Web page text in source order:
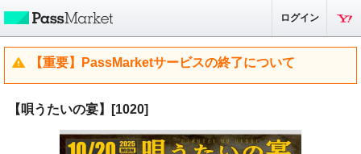
ログイン
【重要】PassMarketサービスの終了について
【唄うたいの宴】[1020]